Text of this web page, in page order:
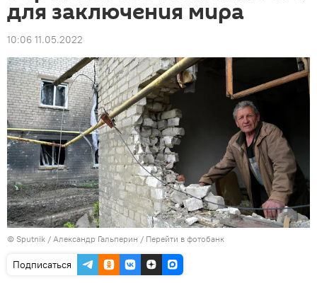
для заключения мира
10:06 11.05.2022
© Sputnik / Александр Гальперин / Перейти в фотобанк
Подписаться